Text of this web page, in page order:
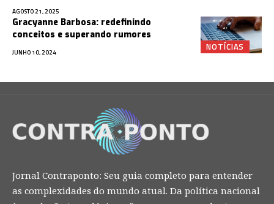
AGOSTO 21, 2025
NOTÍCIAS
Gracyanne Barbosa: redefinindo
conceitos e superando rumores
JUNHO 10, 2024
Jornal Contraponto: Seu guia completo para entender
as complexidades do mundo atual. Da política nacional